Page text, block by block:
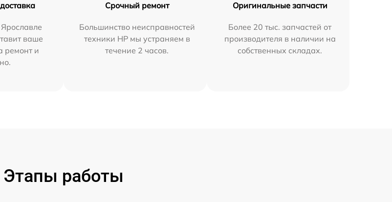
ваше
ремонт и
Срочный ремонт
Большинство неисправностей
техники HP мы устраняем в
течение 2 часов.
Оригинальные запчасти
Более 20 тыс. запчастей от
производителя в наличии на
собственных складах.
Этапы работы